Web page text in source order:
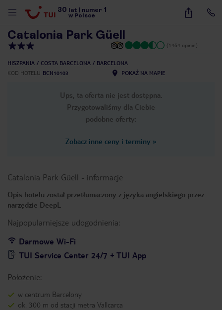
30 lat numer 1
w Polsce
35
Catalonia Park Güell
(1464 opinie)
HISZPANIA COSTA BARCELONA
BARCELONA
KOD HOTELU BCN10103 POKAŻ NA MAPIE
Ups, ta oferta nie jest dostępna.
Przygotowaliśmy dla Ciebie
podobne oferty:
Zobacz inne ceny i terminy »
Catalonia Park Güell - informacje
Opis hotelu został przetłumaczony z języka angielskiego przez
narzędzie DeepL
Najpopularniejsze udogodnienia:
Darmowe Wi-Fi
TUI Service Center 24/7 + TUI App
Położenie:
w centrum Barcelony
ok. 300 m od stacji metra Vallcarca